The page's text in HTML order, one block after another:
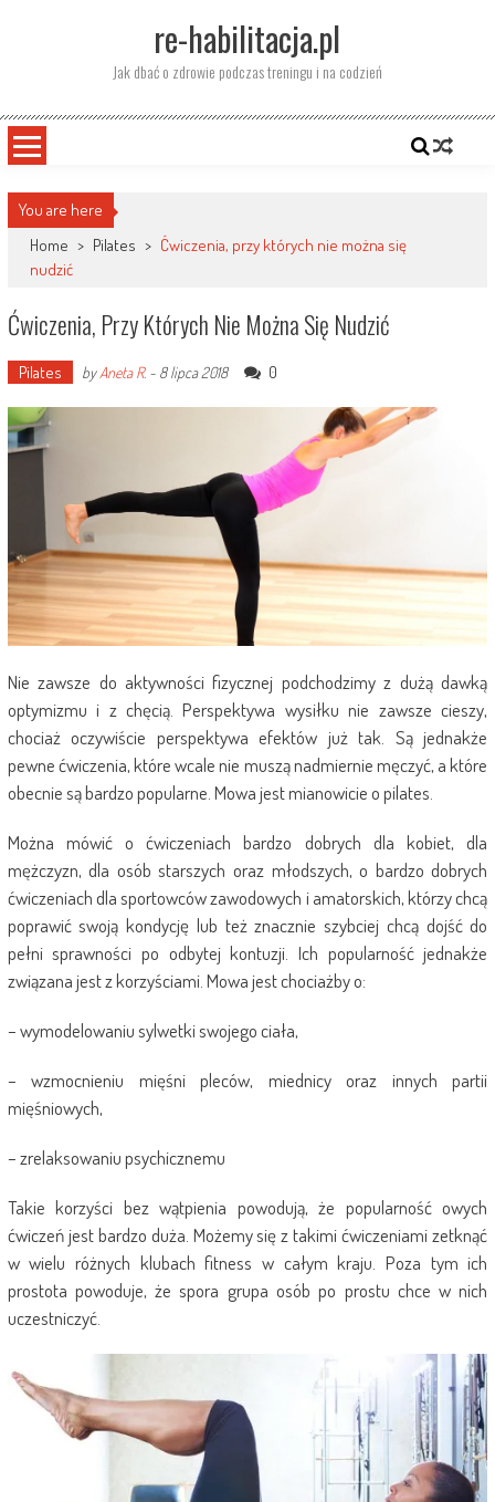
re-habilitacja.pl
Jak dbać o zdrowie podczas treningu i na codzień
You are here
Home > Pilates > Ćwiczenia, przy których nie można się
nudzić
Ćwiczenia, Przy Których Nie Można Się Nudzić
Pilates byAneta R.- 8 lipca 2018 0
Nie zawsze do aktywności fizycznej podchodzimy z dużą dawką
optymizmu i z chęcią. Perspektywa wysiłku nie zawsze cieszy,
chociaż oczywiście perspektywa efektów już tak. Są jednakże
pewne ćwiczenia, które wcale nie muszą nadmiernie męczyć, a które
obecnie są bardzo popularne. Mowa jest mianowicie o pilates.
Można mówić o ćwiczeniach bardzo dobrych dla kobiet, dla
mężczyzn, dla osób starszych oraz młodszych, o bardzo dobrych
ćwiczeniach dla sportowców zawodowych i amatorskich, którzy chcą
poprawić swoją kondycję lub też znacznie szybciej chcą dojść do
pełni sprawności po odbytej kontuzji. Ich popularność jednakże
związana jest z korzyściami. Mowa jest chociażby o:
– wymodelowaniu sylwetki swojego ciała,
– wzmocnieniu mięśni pleców, miednicy oraz innych partii
mięśniowych,
– zrelaksowaniu psychicznemu
Takie korzyści bez wątpienia powodują, że popularność owych
ćwiczeń jest bardzo duża. Możemy się z takimi ćwiczeniami zetknąć
w wielu różnych klubach fitness w całym kraju. Poza tym ich
prostota powoduje, że spora grupa osób po prostu chce w nich
uczestniczyć.